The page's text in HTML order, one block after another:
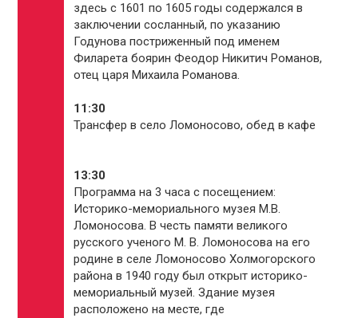
здесь с 1601 по 1605 годы содержался в
заключении сосланный, по указанию
Годунова постриженный под именем
Филарета боярин Феодор Никитич Романов,
отец царя Михаила Романова.
11:30
Трансфер в село Ломоносово, обед в кафе
13:30
Программа на 3 часа с посещением:
Историко-мемориального музея М.В.
Ломоносова. В честь памяти великого
русского ученого М. В. Ломоносова на его
родине в селе Ломоносово Холмогорского
района в 1940 году был открыт историко-
мемориальный музей. Здание музея
расположено на месте, где